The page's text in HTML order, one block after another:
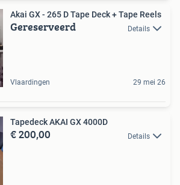
Akai GX - 265 D Tape Deck + Tape Reels
Gereserveerd Details
Vlaardingen 29 mei 26
Tapedeck AKAI GX 4000D
€ 200,00 Details